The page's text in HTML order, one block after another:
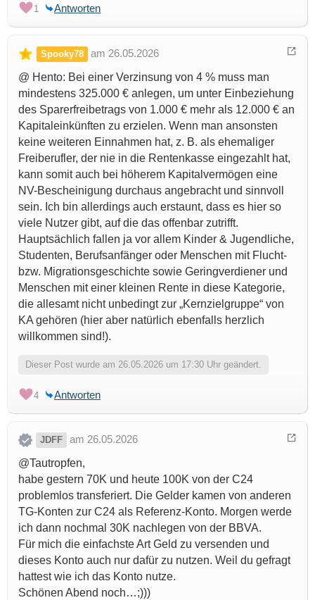
1 Antworten
Spooky78
am 26.05.2026
@ Hento: Bei einer Verzinsung von 4 % muss man
mindestens 325.000 € anlegen, um unter Einbeziehung
des Sparerfreibetrags von 1.000 € mehr als 12.000 € an
Kapitaleinkünften zu erzielen. Wenn man ansonsten
keine weiteren Einnahmen hat, z. B. als ehemaliger
Freiberufler, der nie in die Rentenkasse eingezahlt hat,
kann somit auch bei höherem Kapitalvermögen eine
NV-Bescheinigung durchaus angebracht und sinnvoll
sein. Ich bin allerdings auch erstaunt, dass es hier so
viele Nutzer gibt, auf die das offenbar zutrifft.
Hauptsächlich fallen ja vor allem Kinder & Jugendliche,
Studenten, Berufsanfänger oder Menschen mit Flucht-
bzw. Migrationsgeschichte sowie Geringverdiener und
Menschen mit einer kleinen Rente in diese Kategorie,
die allesamt nicht unbedingt zur „Kernzielgruppe“ von
KA gehören (hier aber natürlich ebenfalls herzlich
willkommen sind!).
Dieser Post wurde am 26.05.2026 um 17:30 Uhr geändert.
4 Antworten
JDFF
am 26.05.2026
@Tautropfen,
habe gestern 70K und heute 100K von der C24
problemlos transferiert. Die Gelder kamen von anderen
TG-Konten zur C24 als Referenz-Konto. Morgen werde
ich dann nochmal 30K nachlegen von der BBVA.
Für mich die einfachste Art Geld zu versenden und
dieses Konto auch nur dafür zu nutzen. Weil du gefragt
hattest wie ich das Konto nutze.
Schönen Abend noch…;)))